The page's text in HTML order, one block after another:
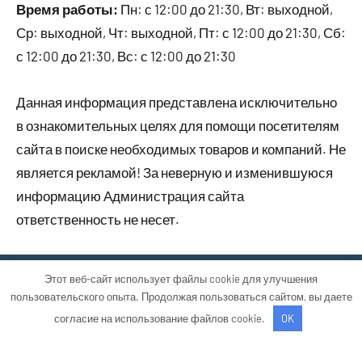
Время работы: Пн: с 12:00 до 21:30, Вт: выходной,
Ср: выходной, Чт: выходной, Пт: с 12:00 до 21:30, Сб:
с 12:00 до 21:30, Вс: с 12:00 до 21:30
Данная информация представлена исключительно
в ознакомительных целях для помощи посетителям
сайта в поиске необходимых товаров и компаний. Не
является рекламой! За неверную и изменившуюся
информацию Администрация сайта
ответственность не несет.
Тема WordPress: Occasio от ThemeZee.
Этот веб-сайт использует файлы cookie для улучшения
пользовательского опыта. Продолжая пользоваться сайтом, вы даете
согласие на использование файлов cookie.
OK